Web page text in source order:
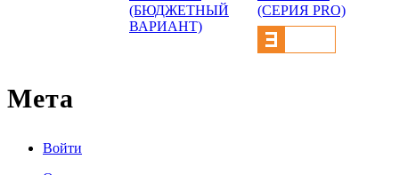
(БЮДЖЕТНЫЙ
ВАРИАНТ)
(СЕРИЯ PRO)
Мета
Войти